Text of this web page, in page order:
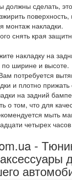
должны сделать,
монтаж накладки.
снять края
накладку на
по ширине и высоте.
потребуется
и плотно
на задний
о том, что для
мыть
четырех
-